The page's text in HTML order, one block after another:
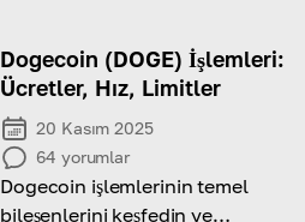
Dogecoin (DOGE) İşlemleri:
Ücretler, Hız, Limitler
20 Kasım 2025
64 yorumlar
Dogecoin işlemlerinin temel
bileşenlerini keşfedin ve